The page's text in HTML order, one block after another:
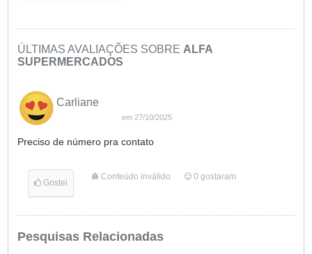
ÚLTIMAS AVALIAÇÕES SOBRE ALFA
SUPERMERCADOS
Carliane
em 27/10/2025
Preciso de número pra contato
Gostei
Conteúdo inválido 0 gostaram
Pesquisas Relacionadas